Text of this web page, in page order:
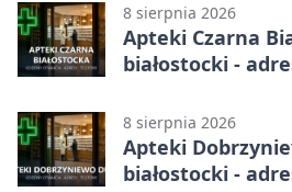
8 sierpnia 2026
Apteki Czarna
białostocki -
8 sierpnia 2026
Apteki
białostocki -